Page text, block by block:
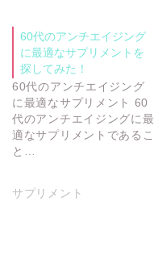
60代のアンチエイジング
に最適なサプリメントを
探してみた！
60代のアンチエイジング
に最適なサプリメント 60
代のアンチエイジングに最
適なサプリメントであるこ
と…
サプリメント